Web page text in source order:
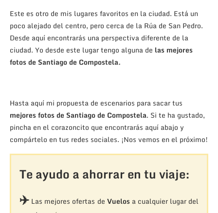
Este es otro de mis lugares favoritos en la ciudad. Está un
poco alejado del centro, pero cerca de la Rúa de San Pedro.
Desde aquí encontrarás una perspectiva diferente de la
ciudad. Yo desde este lugar tengo alguna de las mejores
fotos de Santiago de Compostela.
Hasta aquí mi propuesta de escenarios para sacar tus
mejores fotos de Santiago de Compostela. Si te ha gustado,
pincha en el corazoncito que encontrarás aquí abajo y
compártelo en tus redes sociales. ¡Nos vemos en el próximo!
Te ayudo a ahorrar en tu viaje:
✈️Las mejores ofertas de Vuelosa cualquier lugar del